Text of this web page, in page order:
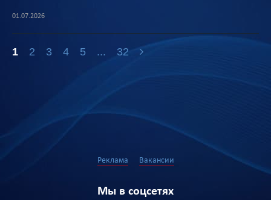
01.07.2026
1 2 3 4 5 ... 32
Реклама Вакансии
Мы в соцсетях